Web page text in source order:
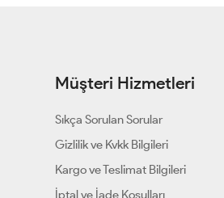
Müşteri Hizmetleri
Sıkça Sorulan Sorular
Gizlilik ve Kvkk Bilgileri
Kargo ve Teslimat Bilgileri
İptal ve İade Koşulları